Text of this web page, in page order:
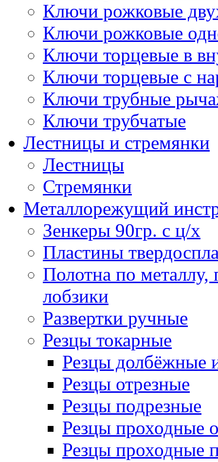
Ключи рожковые
Ключи рожковые
Ключи торцевые в
Ключи торцевые с
Ключи трубные
Ключи трубчатые
Лестницы и стремянки
Лестницы
Стремянки
Металлорежущий
Зенкеры 90гр. с ц/х
Пластины
Полотна по
лобзики
Развертки ручные
Резцы токарные
Резцы долбёжные
Резцы отрезные
Резцы подрезные
Резцы проходные
Резцы проходные